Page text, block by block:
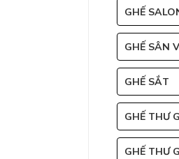
GHẾ
GHẾ SÂN
GHẾ SẮT
GHẾ THƯ
GHẾ THƯ